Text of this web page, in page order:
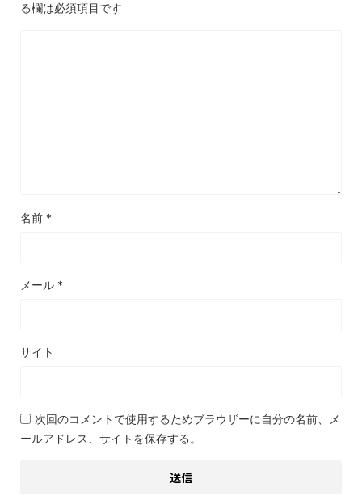
る欄は必須項目です
名前 *
メール *
サイト
次回のコメントで使用するためブラウザーに自分の名前、メ
ールアドレス、サイトを保存する。